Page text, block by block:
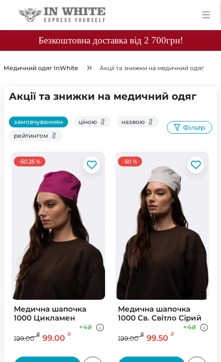
Безкоштовна доставка від 2 700грн!
Медичний одяг InWhite Акції та знижки на медичний одяг
Акції та знижки на медичний одяг
замовчуванням ціною
назвою
рейтингом
Фільтр
-50.25 %
Медична шапочка
1000 Цикламен
199.00
₴ 99.00 ₴
+4₴
-50 %
Медична шапочка
1000 Св. Свiтло Сiрий
199.00
₴ 99.50 ₴
+4₴